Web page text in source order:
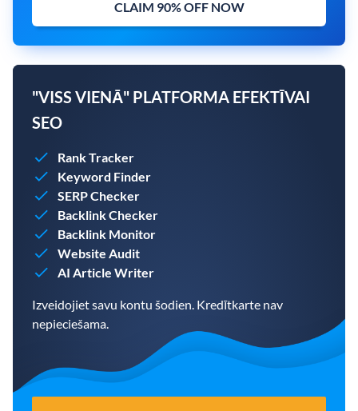
CLAIM 90% OFF NOW
"VISS VIENĀ" PLATFORMA EFEKTĪVAI
SEO
Rank Tracker
Keyword Finder
SERP Checker
Backlink Checker
Backlink Monitor
Website Audit
AI Article Writer
Izveidojiet savu kontu šodien. Kredītkarte nav
nepieciešama.